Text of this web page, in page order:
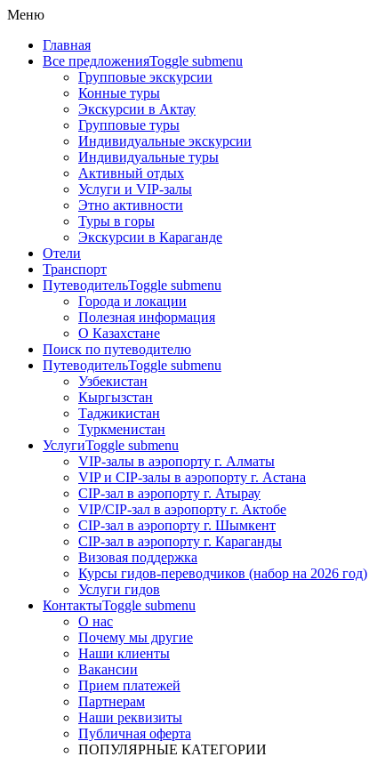
Меню
Главная
Все предложенияToggle submenu
Групповые экскурсии
Конные туры
Экскурсии в Актау
Групповые туры
Индивидуальные экскурсии
Индивидуальные туры
Активный отдых
Услуги и VIP-залы
Этно активности
Туры в горы
Экскурсии в Караганде
Отели
Транспорт
ПутеводительToggle submenu
Города и локации
Полезная информация
О Казахстане
Поиск по путеводителю
ПутеводительToggle submenu
Узбекистан
Кыргызстан
Таджикистан
Туркменистан
УслугиToggle submenu
VIP-залы в аэропорту г. Алматы
VIP и CIP-залы в аэропорту г. Астана
CIP-зал в аэропорту г. Атырау
VIP/CIP-зал в аэропорту г. Актобе
CIP-зал в аэропорту г. Шымкент
CIP-зал в аэропорту г. Караганды
Визовая поддержка
Курсы гидов-переводчиков (набор на 2026 год)
Услуги гидов
КонтактыToggle submenu
О нас
Почему мы другие
Наши клиенты
Вакансии
Прием платежей
Партнерам
Наши реквизиты
Публичная оферта
ПОПУЛЯРНЫЕ КАТЕГОРИИ